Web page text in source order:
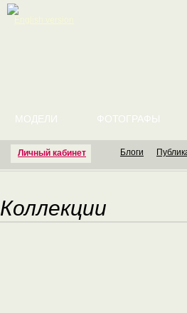
Личный кабинет
МОДЕЛИ ФОТОГРАФЫ
Блоги
Коллекции